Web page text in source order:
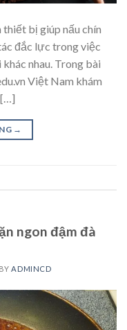
bị giúp nấu chín
đắc lực trong việc
nhau. Trong bài
Việt Nam khám
[…]
→
ngon đậm đà
BYADMINCD